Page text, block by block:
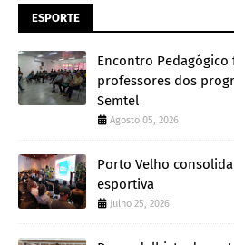
ESPORTE
Encontro
professores dos
Semtel
Agosto 05, 2026
Porto Velho
esportiva
Julho 25, 2026